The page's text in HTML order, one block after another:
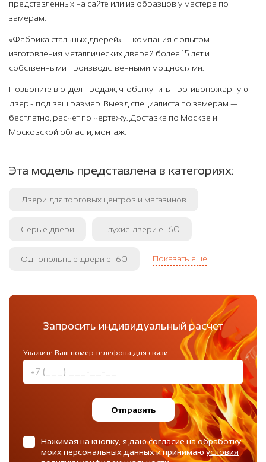
представленных на сайте или из образцов у мастера по
замерам.
«Фабрика стальных дверей» — компания с опытом
изготовления металлических дверей более 15 лет и
собственными производственными мощностями.
Позвоните в отдел продаж, чтобы купить противопожарную
дверь под ваш размер. Выезд специалиста по замерам —
бесплатно, расчет по чертежу. Доставка по Москве и
Московской области, монтаж.
Эта модель представлена в категориях:
Двери для торговых центров и магазинов
Серые двери Глухие двери ei-60
Однопольные двери ei-60 Показать еще
Запросить индивидуальный расчет
Укажите Ваш номер телефона для связи:
Отправить
Нажимая на кнопку, я даю согласие на обработку
моих персональных данных и принимаюусловия